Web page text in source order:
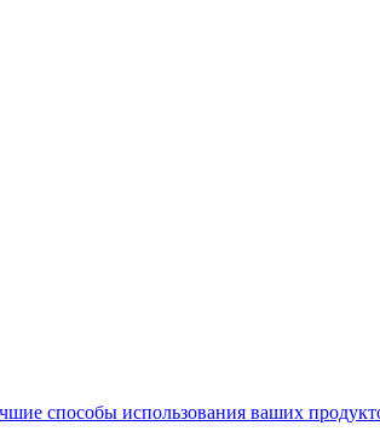
способы использования ваших